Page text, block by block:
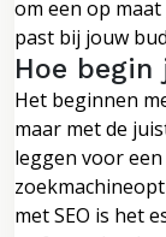
om een op
past bij jouw
Hoe begin
Het beginnen
maar met de
leggen voor een
met SEO is het